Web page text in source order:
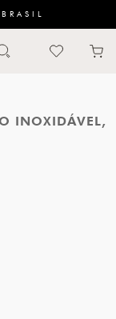
BRASIL
INOXIDÁVEL,